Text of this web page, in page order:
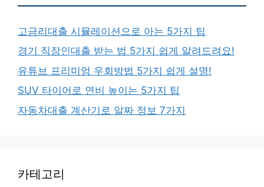
고금리대출 시뮬레이션으로 아는 5가지 팁
경기 직장인대출 받는 법 5가지 쉽게 알려드려요!
유튜브 프리미엄 우회방법 5가지 쉽게 설명!
SUV 타이어로 연비 높이는 5가지 팁
자동차대출 계산기로 알짜 정보 7가지
카테고리